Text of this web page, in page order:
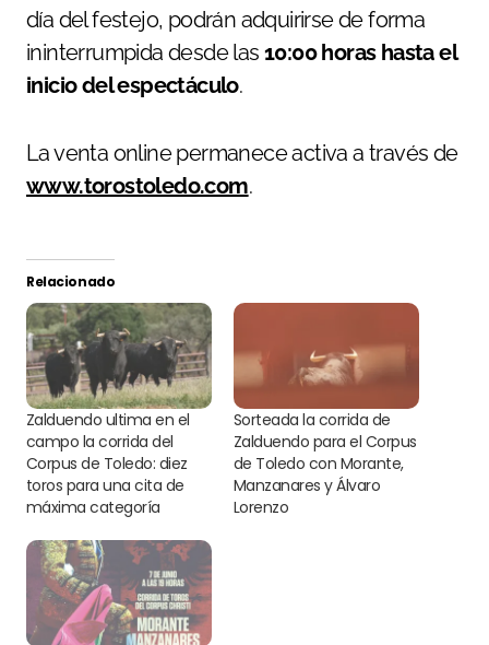
día del festejo, podrán adquirirse de forma
ininterrumpida desde las 10:00 horas hasta el
inicio del espectáculo.
La venta online permanece activa a través de
www.torostoledo.com.
Relacionado
Zalduendo ultima en el
campo la corrida del
Corpus de Toledo: diez
toros para una cita de
máxima categoría
Sorteada la corrida de
Zalduendo para el Corpus
de Toledo con Morante,
Manzanares y Álvaro
Lorenzo